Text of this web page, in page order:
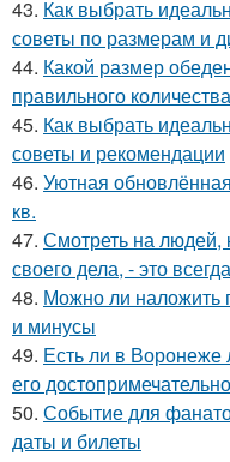
43. Как выбрать
советы по размерам и
44. Какой размер
правильного
45. Как выбрать
советы и рекомендации
46. Уютная
кв.
47. Смотреть на людей,
своего дела, - это
48. Можно ли наложить
и минусы
49. Есть ли в
его
50. Событие для
даты и билеты